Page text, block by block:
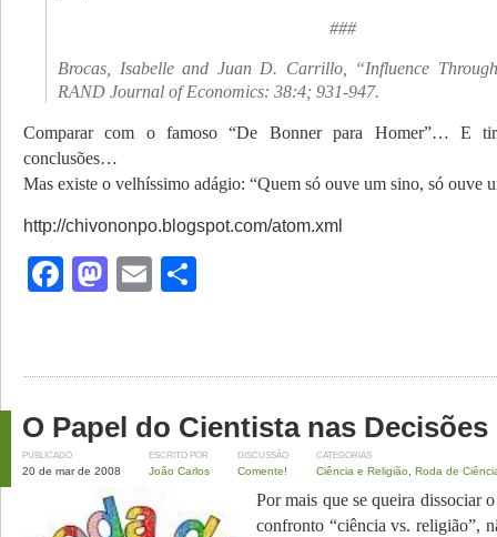
###
Brocas, Isabelle and Juan D. Carrillo, “Influence
RAND Journal of Economics: 38:4; 931-947.
Comparar com o famoso “De Bonner para Homer”… E
conclusões…
Mas existe o velhíssimo adágio: “Quem só ouve um sino, só ouve
http://chivononpo.blogspot.com/atom.xml
Facebook
Mastodon
Email
O Papel do Cientista nas Decisões
PUBLICADO
20 de mar de 2008
ESCRITO POR
João Carlos
DISCUSSÃO
Comente!
CATEGORIAS
Ciência e Religião Roda de
Por mais que se queira dissociar
confronto “ciência vs. religião”,